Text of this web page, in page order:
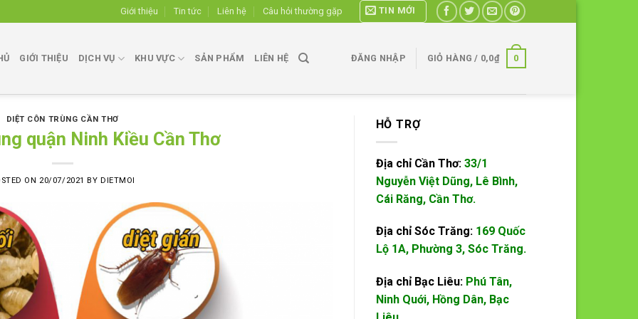
Giới thiệu Tin tức Liên hệ Câu hỏi thường gặp TIN MỚI
GIỚI THIỆU DỊCH VỤ KHU VỰC SẢN PHẨM LIÊN HỆ ĐĂNG NHẬP GIỎ HÀNG / 0,0₫ 0
DIỆT CÔN TRÙNG CẦN THƠ
quận Ninh Kiều Cần Thơ
ON 20/07/2021 BYDIETMOI
HỖ TRỢ
Địa chỉ Cần Thơ: 33/1
Nguyễn Việt Dũng, Lê Bình,
Cái Răng, Cần Thơ.
Địa chỉ Sóc Trăng: 169 Quốc
Lộ 1A, Phường 3, Sóc Trăng.
Địa chỉ Bạc Liêu: Phú Tân,
Ninh Quới, Hồng Dân, Bạc